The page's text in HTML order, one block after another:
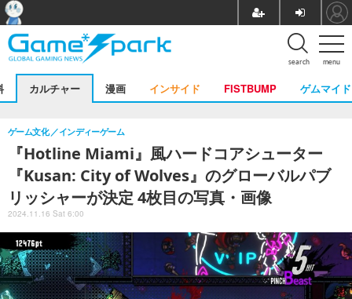
menu
search
カルチャー 漫画 インサイド FISTBUMP ゲムマイド
『Hotline Miami』風ハードコアシューター
『Kusan: City of Wolves』のグローバルパブ
リッシャーが決定 4枚目の写真・画像
ゲーム文化 インディーゲーム
2024.11.16 Sat 6:00